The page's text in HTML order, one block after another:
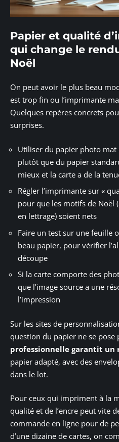
Papier et qualité
qui change le
Noël
On peut avoir le plus beau
est trop fin ou l’imprimante
Quelques repères concrets
surprises.
Utiliser du papier photo
plutôt que du papier
mieux et la carte a de la
Régler l’imprimante sur «
pour que les motifs de Noël
en lettrage) soient nets
Faire un test sur une feuille
beau papier, pour vérifier
découpe
Si la carte comporte des
que l’image source a une
l’impression
Sur les sites de
question du papier ne se pose
professionnelle garantit un
papier adapté, avec des
dans le lot.
Pour ceux qui impriment à la
qualité et de l’encre peut vite
commande en ligne pour de
d’une dizaine de cartes, on